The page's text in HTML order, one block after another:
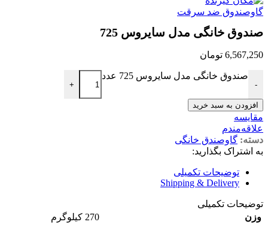
گاوصندوق ضد سرقت
صندوق خانگی مدل سایروس 725
6,567,250 تومان
-
صندوق خانگی مدل سایروس 725 عدد
+
افزودن به سبد خرید
مقایسه
علاقه‌مندم
دسته: گاوصندق خانگی
به اشتراک بگذارید:
توضیحات تکمیلی
Shipping & Delivery
توضیحات تکمیلی
وزن
270 کیلوگرم